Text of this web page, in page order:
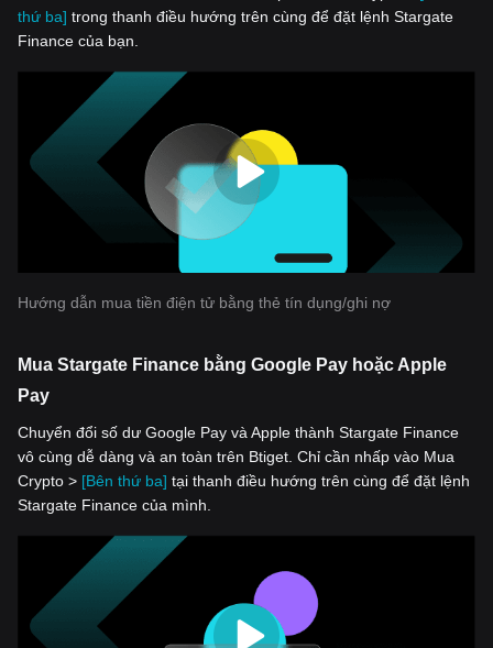
thứ ba] trong thanh điều hướng trên cùng để đặt lệnh Stargate
Finance của bạn.
Hướng dẫn mua tiền điện tử bằng thẻ tín dụng/ghi nợ
Mua Stargate Finance bằng Google Pay hoặc Apple
Pay
Chuyển đổi số dư Google Pay và Apple thành Stargate Finance
vô cùng dễ dàng và an toàn trên Btiget. Chỉ cần nhấp vào Mua
Crypto > [Bên thứ ba] tại thanh điều hướng trên cùng để đặt lệnh
Stargate Finance của mình.